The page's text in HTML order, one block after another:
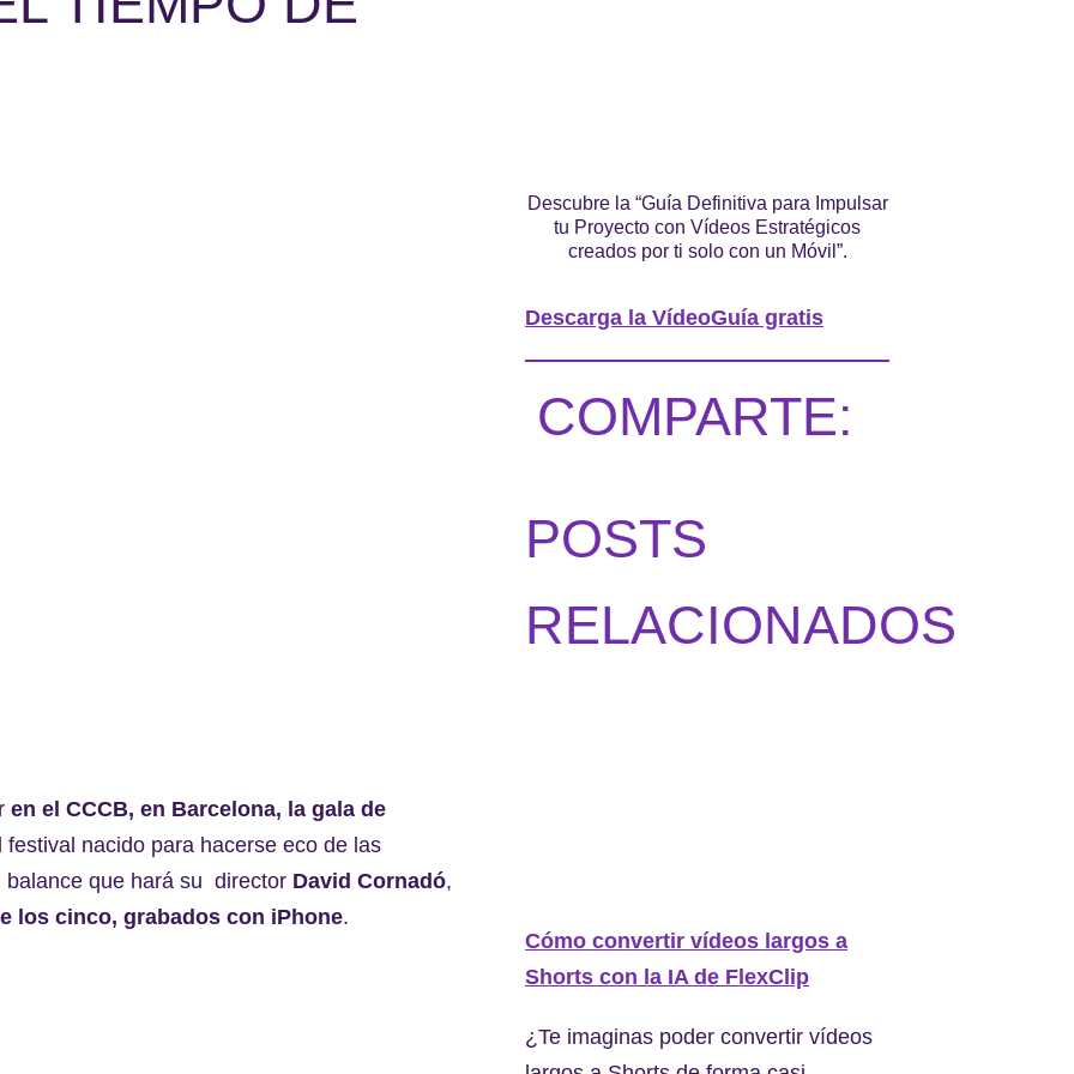
en el CCCB, en Barcelona, la gala de
nacido para hacerse eco de las
balance que hará su director David Cornadó,
los cinco, grabados con iPhone.
Descubre la “Guía Definitiva para Impulsar
tu Proyecto con Vídeos Estratégicos
creados por ti solo con un Móvil”.
Descarga la VídeoGuía gratis
COMPARTE:
POSTS
RELACIONADOS
Cómo convertir vídeos largos a
Shorts con la IA de FlexClip
¿Te imaginas poder convertir vídeos